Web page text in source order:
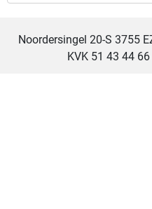
Noordersingel 20-S 3755
KVK 51 43 44 66 |